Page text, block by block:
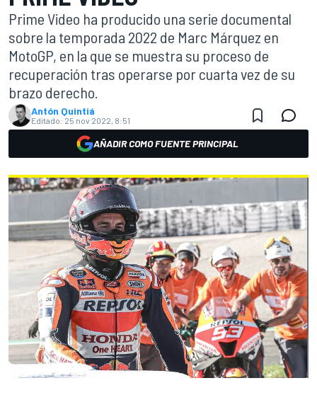
Prime Video ha producido una serie documental
sobre la temporada 2022 de Marc Márquez en
MotoGP, en la que se muestra su proceso de
recuperación tras operarse por cuarta vez de su
brazo derecho.
Antón Quintiá
Editado: 25 nov 2022, 8:51
AÑADIR COMO FUENTE PRINCIPAL